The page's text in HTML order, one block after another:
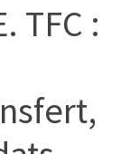
TFC :